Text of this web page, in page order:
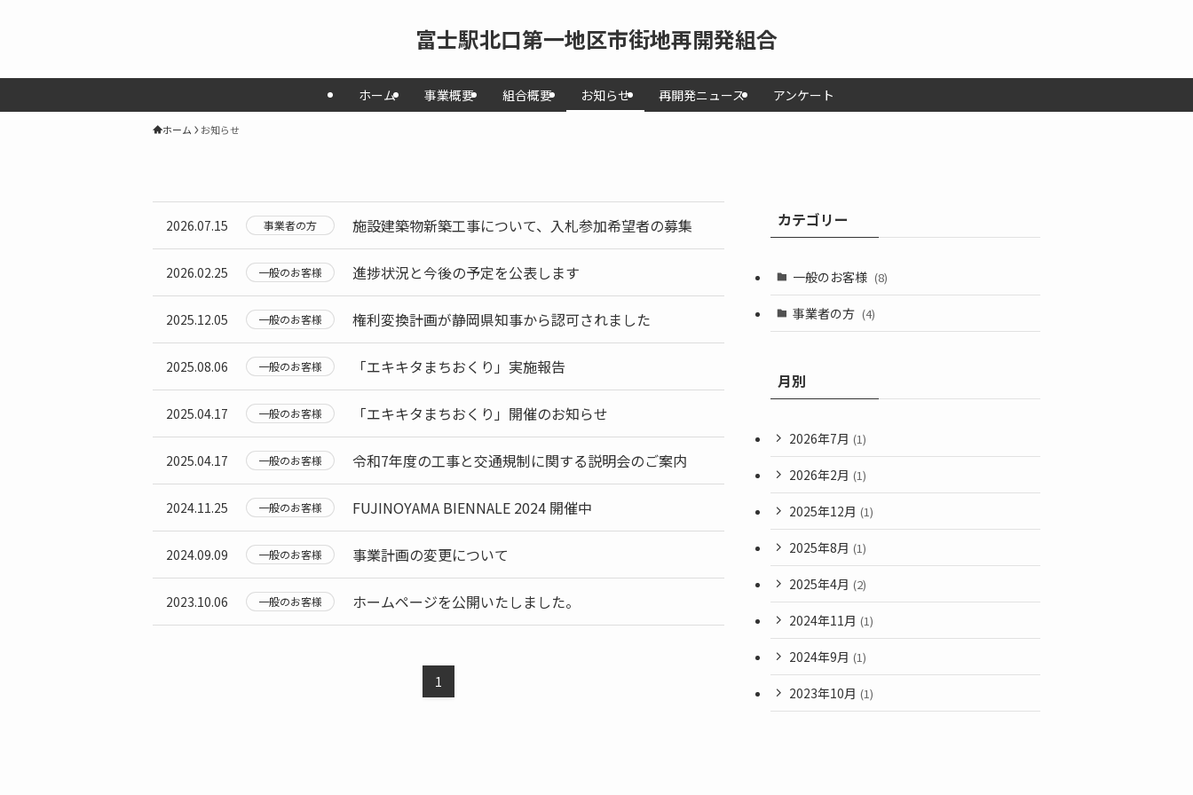
富士駅北口第一地区市街地再開発組合
ホーム 事業概要 組合概要 お知らせ 再開発ニュース アンケート
ホーム お知らせ
2026.07.15 事業者の方 施設建築物新築工事について、入札参加希望者の募集
2026.02.25 一般のお客様 進捗状況と今後の予定を公表します
2025.12.05 一般のお客様 権利変換計画が静岡県知事から認可されました
2025.08.06 一般のお客様 「エキキタまちおくり」実施報告
2025.04.17 一般のお客様 「エキキタまちおくり」開催のお知らせ
2025.04.17 一般のお客様 令和7年度の工事と交通規制に関する説明会のご案内
2024.11.25 一般のお客様 FUJINOYAMA BIENNALE 2024 開催中
2024.09.09 一般のお客様 事業計画の変更について
2023.10.06 一般のお客様 ホームページを公開いたしました。
1
カテゴリー
一般のお客様 (8)
事業者の方 (4)
月別
2026年7月 (1)
2026年2月 (1)
2025年12月 (1)
2025年8月 (1)
2025年4月 (2)
2024年11月 (1)
2024年9月 (1)
2023年10月 (1)